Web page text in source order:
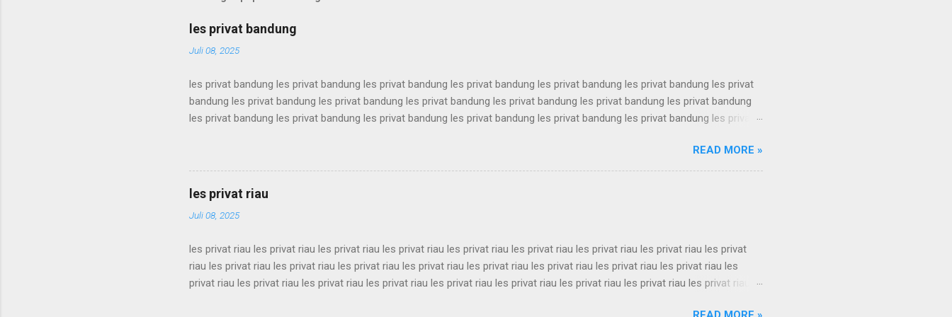
les privat bandung
Juli 08, 2025
les privat bandung les privat bandung les privat bandung les privat bandung les privat bandung les privat bandung les privat
bandung les privat bandung les privat bandung les privat bandung les privat bandung les privat bandung les privat bandung
les privat bandung les privat bandung les privat bandung les privat bandung les privat bandung les privat bandung les privat
les privat bandung les privat bandung les privat bandung les privat bandung les privat bandung les privat bandung les privat
bandung les privat bandung les privat bandung les privat bandung les privat bandung les privat bandung les privat bandung
les privat bandung les privat bandung les privat bandung les privat bandung les privat bandung les privat bandung les privat
bandung les privat bandung les privat bandung les privat bandung les privat bandung ...
READ MORE »
les privat riau
Juli 08, 2025
les privat riau les privat riau les privat riau les privat riau les privat riau les privat riau les privat riau les privat riau les privat
riau les privat riau les privat riau les privat riau les privat riau les privat riau les privat riau les privat riau les privat riau les
privat riau les privat riau les privat riau les privat riau les privat riau les privat riau les privat riau les privat riau les privat riau